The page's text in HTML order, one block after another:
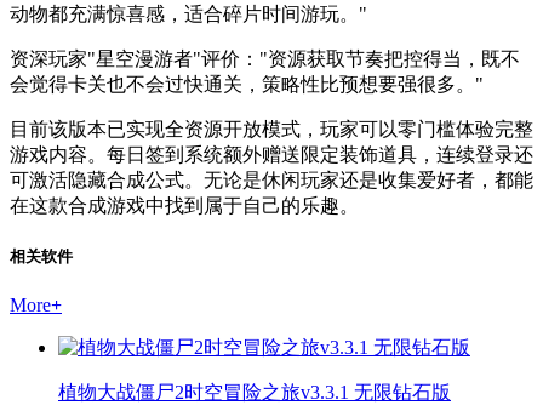
动物都充满惊喜感，适合碎片时间游玩。"
资深玩家"星空漫游者"评价："资源获取节奏把控得当，既不
会觉得卡关也不会过快通关，策略性比预想要强很多。"
目前该版本已实现全资源开放模式，玩家可以零门槛体验完整
游戏内容。每日签到系统额外赠送限定装饰道具，连续登录还
可激活隐藏合成公式。无论是休闲玩家还是收集爱好者，都能
在这款合成游戏中找到属于自己的乐趣。
相关软件
More+
植物大战僵尸2时空冒险之旅v3.3.1 无限钻石版